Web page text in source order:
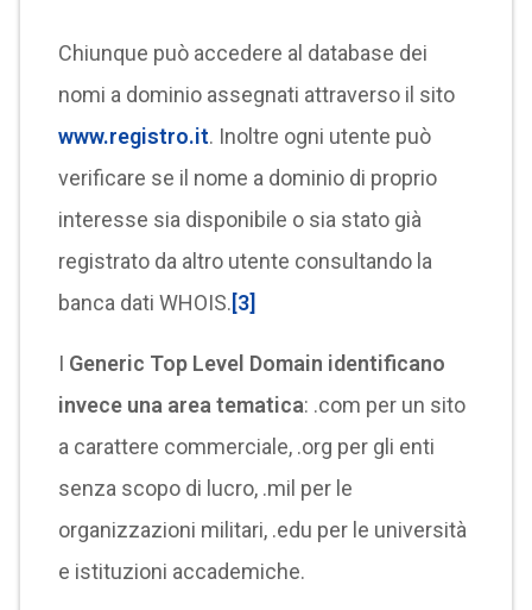
Chiunque può accedere al database dei
nomi a dominio assegnati attraverso il sito
www.registro.it. Inoltre ogni utente può
verificare se il nome a dominio di proprio
interesse sia disponibile o sia stato già
registrato da altro utente consultando la
banca dati WHOIS.[3]
I Generic Top Level Domain identificano
invece una area tematica: .com per un sito
a carattere commerciale, .org per gli enti
senza scopo di lucro, .mil per le
organizzazioni militari, .edu per le università
e istituzioni accademiche.